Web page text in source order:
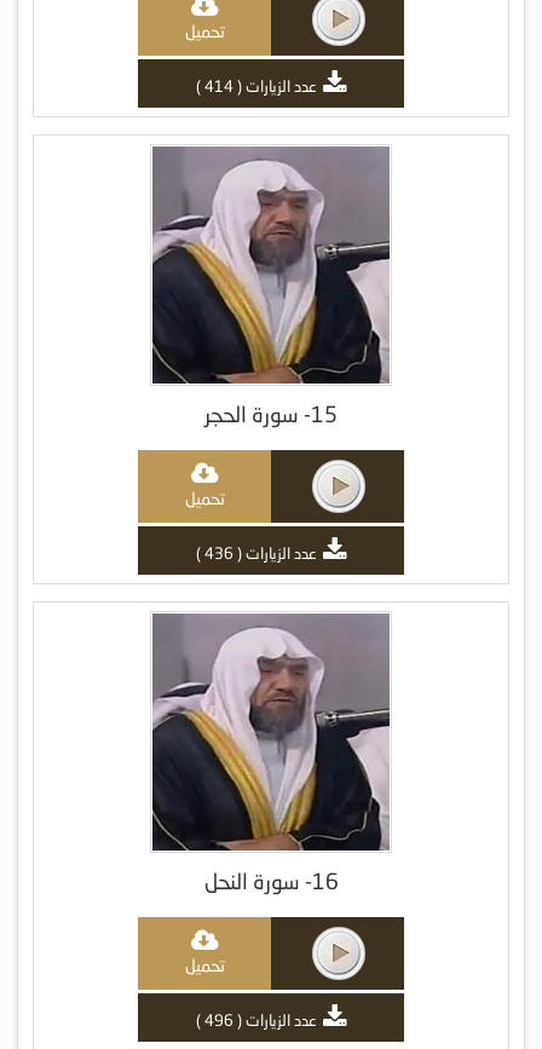
تحميل
عدد الزيارات ( 414 )
15- سورة الحجر
تحميل
عدد الزيارات ( 436 )
16- سورة النحل
تحميل
عدد الزيارات ( 496 )